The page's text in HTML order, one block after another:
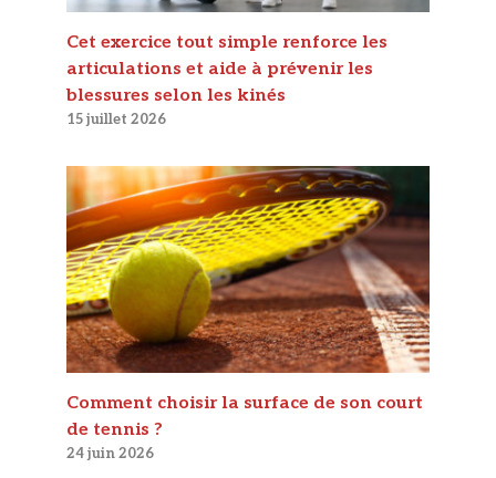
Cet exercice tout simple renforce les
articulations et aide à prévenir les
blessures selon les kinés
15 juillet 2026
Comment choisir la surface de son court
de tennis ?
24 juin 2026